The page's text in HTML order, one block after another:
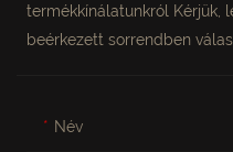
termékkínálatunkról Kérjük,
beérkezett sorrendben
Név